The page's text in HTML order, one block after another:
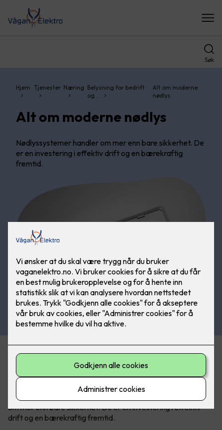
Søk
Hjem Tjenester Næring Belysning for bedrift
og…
Alt om moderne
nødlys
Alt om moderne nødlys
Nødlyssystemer handler om mer enn bare sikkerhet. De
er en investering i effektiv drift og en bærekraftig
fremtid.
Fra trygg evakuering til grønn fremtid
I en verden der sikkerhet aldri kan tas for gitt, er nødlys en
kritisk komponent som sikrer trygghet og ro, både i
hverdagen og i krisesituasjoner. Men nødlyssystemer handler
om mer enn bare sikkerhet. De er en investering i effektiv
drift og en bærekraftig fremtid.